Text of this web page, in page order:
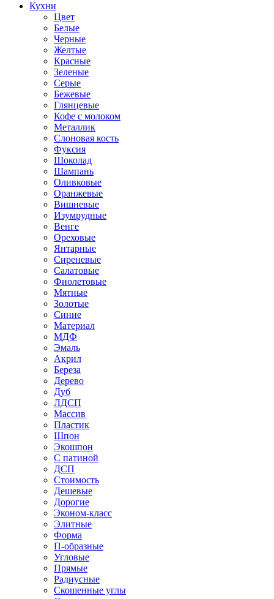
Кухни
Цвет
Белые
Черные
Желтые
Красные
Зеленые
Серые
Бежевые
Глянцевые
Кофе с молоком
Металлик
Слоновая кость
Фуксия
Шоколад
Шампань
Оливковые
Оранжевые
Вишневые
Изумрудные
Венге
Ореховые
Янтарные
Сиреневые
Салатовые
Фиолетовые
Мятные
Золотые
Синие
Материал
МДФ
Эмаль
Акрил
Береза
Дерево
Дуб
ЛДСП
Массив
Пластик
Шпон
Экошпон
С патиной
ДСП
Стоимость
Дешевые
Дорогие
Эконом-класс
Элитные
Форма
П-образные
Угловые
Прямые
Радиусные
Скошенные углы